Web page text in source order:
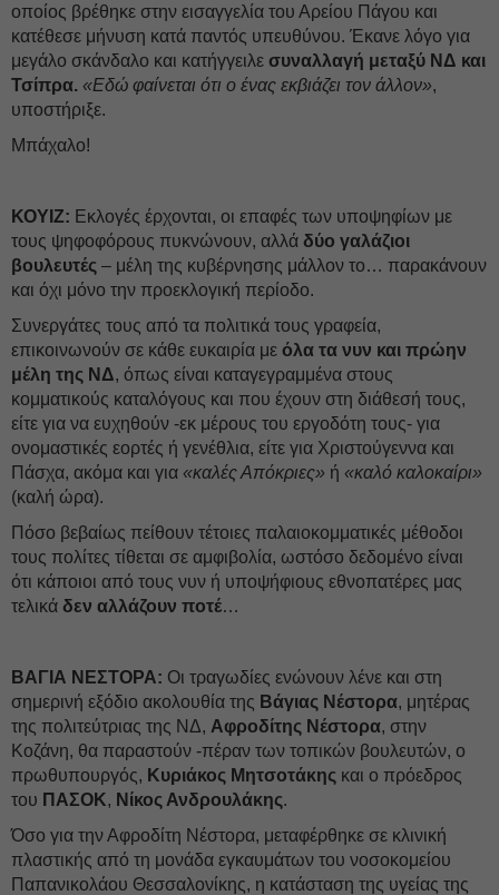
οποίος βρέθηκε στην εισαγγελία του Αρείου Πάγου και
κατέθεσε μήνυση κατά παντός υπευθύνου. Έκανε λόγο για
μεγάλο σκάνδαλο και κατήγγειλε συναλλαγή μεταξύ ΝΔ και
Τσίπρα. «Εδώ φαίνεται ότι ο ένας εκβιάζει τον άλλον»,
υποστήριξε.
Μπάχαλο!
ΚΟΥΙΖ: Εκλογές έρχονται, οι επαφές των υποψηφίων με
τους ψηφοφόρους πυκνώνουν, αλλά δύο γαλάζιοι
βουλευτές – μέλη της κυβέρνησης μάλλον το… παρακάνουν
και όχι μόνο την προεκλογική περίοδο.
Συνεργάτες τους από τα πολιτικά τους γραφεία,
επικοινωνούν σε κάθε ευκαιρία με όλα τα νυν και πρώην
μέλη της ΝΔ, όπως είναι καταγεγραμμένα στους
κομματικούς καταλόγους και που έχουν στη διάθεσή τους,
είτε για να ευχηθούν -εκ μέρους του εργοδότη τους- για
ονομαστικές εορτές ή γενέθλια, είτε για Χριστούγεννα και
Πάσχα, ακόμα και για «καλές Απόκριες» ή «καλό καλοκαίρι»
(καλή ώρα).
Πόσο βεβαίως πείθουν τέτοιες παλαιοκομματικές μέθοδοι
τους πολίτες τίθεται σε αμφιβολία, ωστόσο δεδομένο είναι
ότι κάποιοι από τους νυν ή υποψήφιους εθνοπατέρες μας
τελικά δεν αλλάζουν ποτέ…
ΒΑΓΙΑ ΝΕΣΤΟΡΑ: Οι τραγωδίες ενώνουν λένε και στη
σημερινή εξόδιο ακολουθία της Βάγιας Νέστορα, μητέρας
της πολιτεύτριας της ΝΔ, Αφροδίτης Νέστορα, στην
Κοζάνη, θα παραστούν -πέραν των τοπικών βουλευτών, ο
πρωθυπουργός, Κυριάκος Μητσοτάκης και ο πρόεδρος
του ΠΑΣΟΚ, Νίκος Ανδρουλάκης.
Όσο για την Αφροδίτη Νέστορα, μεταφέρθηκε σε κλινική
πλαστικής από τη μονάδα εγκαυμάτων του νοσοκομείου
Παπανικολάου Θεσσαλονίκης, η κατάσταση της υγείας της